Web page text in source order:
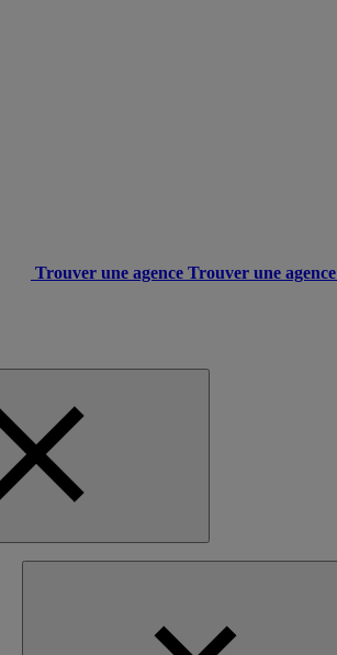
Trouver une agence Trouver une agence